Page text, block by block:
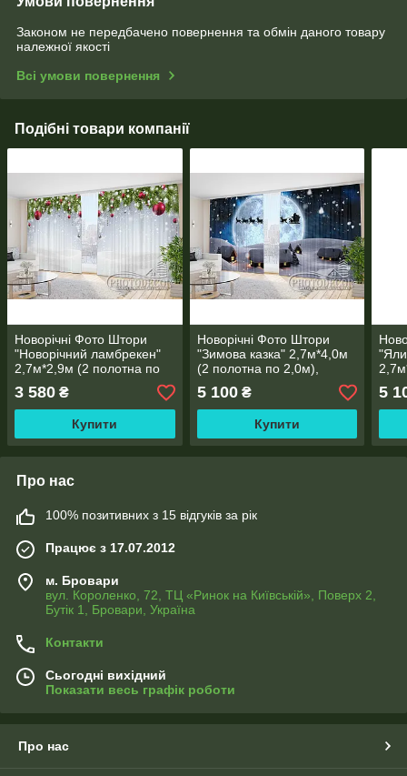
Законом не передбачено повернення та обмін даного товару
належної якості
Всі умови повернення
Подібні товари компанії
Новорічні Фото Штори
"Новорічний ламбрекен"
2,7м*2,9м (2 полотна по
3 580 ₴
Купити
Новорічні Фото Штори
"Зимова казка" 2,7м*4,0м
(2 полотна по 2,0м),
5 100₴
Купити
5
Про нас
100% позитивних з 15 відгуків за рік
Працює з 17.07.2012
м. Бровари
вул. Короленко, 72, ТЦ «Ринок на Київській», Поверх 2,
Бутік 1, Бровари, Україна
Контакти
Сьогодні вихідний
Показати весь графік роботи
Про нас